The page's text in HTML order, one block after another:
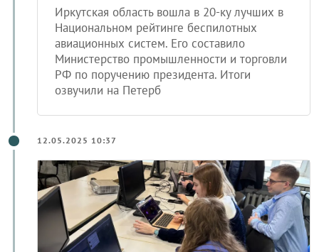
Иркутская область вошла в 20-ку лучших в
Национальном рейтинге беспилотных
авиационных систем. Его составило
Министерство промышленности и торговли
РФ по поручению президента. Итоги
озвучили на Петерб
12.05.2025 10:37